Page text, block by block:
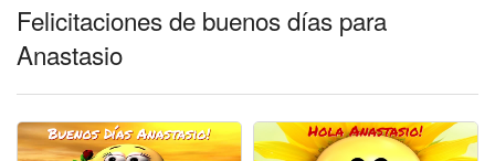
Felicitaciones de buenos días para
Anastasio